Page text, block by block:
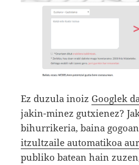
Ez duzula inoizGooglek
jakin-minez gutxienez?
bihurrikeria, baina
itzultzaile automatikoa
publiko batean hain